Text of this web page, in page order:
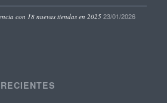
con 18 nuevas tiendas en 2025 23/01/2026